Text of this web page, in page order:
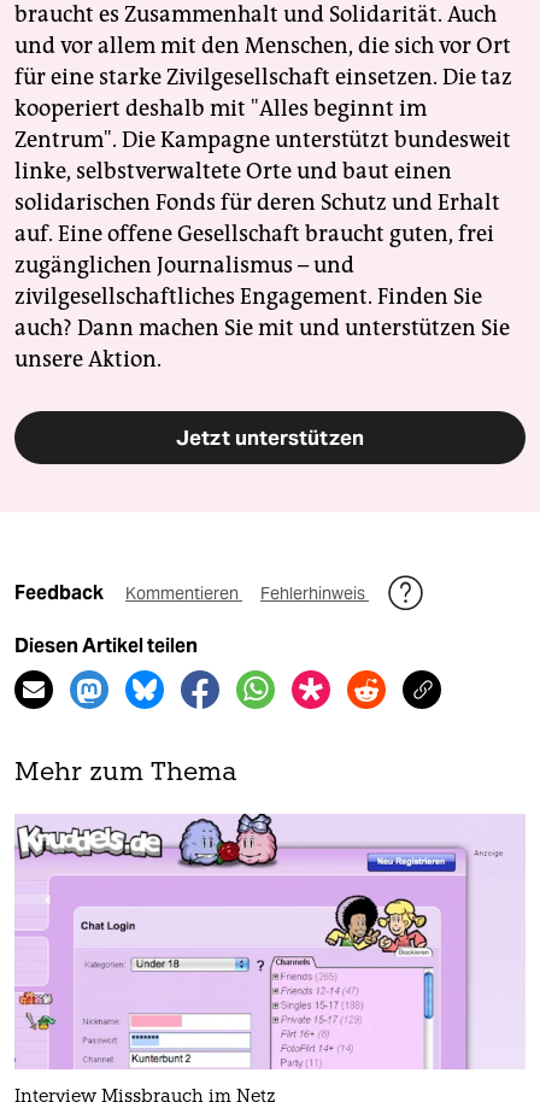
braucht es Zusammenhalt und Solidarität. Auch
und vor allem mit den Menschen, die sich vor Ort
für eine starke Zivilgesellschaft einsetzen. Die taz
kooperiert deshalb mit "Alles beginnt im
Zentrum". Die Kampagne unterstützt bundesweit
linke, selbstverwaltete Orte und baut einen
solidarischen Fonds für deren Schutz und Erhalt
auf. Eine offene Gesellschaft braucht guten, frei
zugänglichen Journalismus – und
zivilgesellschaftliches Engagement. Finden Sie
auch? Dann machen Sie mit und unterstützen Sie
unsere Aktion.
Jetzt unterstützen
Feedback Kommentieren Fehlerhinweis
Diesen Artikel teilen
Mehr zum Thema
Interview Missbrauch im Netz